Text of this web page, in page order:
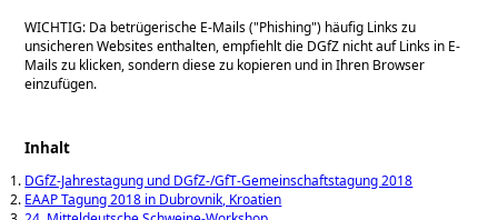
WICHTIG: Da betrügerische E-Mails ( Phishing ) häufig Links zu
unsicheren Websites enthalten, empfiehlt die DGfZ nicht auf Links in E-
Mails zu klicken, sondern diese zu kopieren und in Ihren Browser
einzufügen.
Inhalt
DGfZ-Jahrestagung und DGfZ-/GfT-Gemeinschaftstagung 2018
EAAP Tagung 2018 in Dubrovnik, Kroatien